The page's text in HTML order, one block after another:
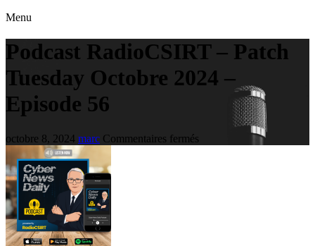
Menu
Podcast RadioCSIRT – Patch
Tuesday Octobre 2024 –
Episode 56
octobre 8, 2024 marc Commentaires fermés